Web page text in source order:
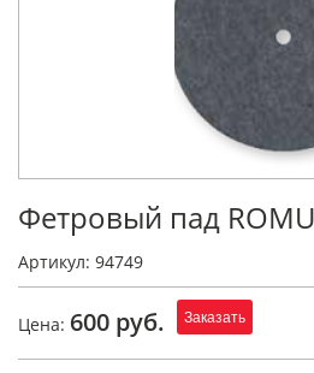
Фетровый пад
Артикул: 94749
Цена: 600 руб. Заказать